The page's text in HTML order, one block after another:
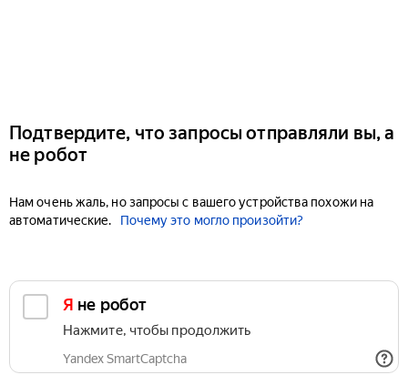
Подтвердите, что запросы отправляли вы, а
не робот
Нам очень жаль, но запросы с вашего устройства похожи на
автоматические.
Почему это могло произойти?
Я не робот
Нажмите, чтобы продолжить
Yandex SmartCaptcha